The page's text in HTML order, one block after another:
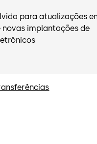
para atualizações
novas implantações de